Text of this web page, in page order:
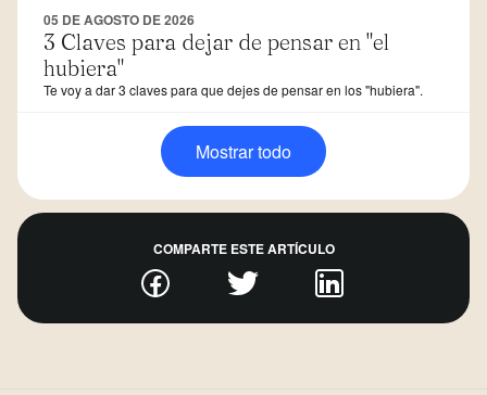
05 DE AGOSTO DE 2026
3 Claves para dejar de pensar en "el
hubiera"
Te voy a dar 3 claves para que dejes de pensar en los "hubiera".
Mostrar todo
COMPARTE ESTE ARTÍCULO